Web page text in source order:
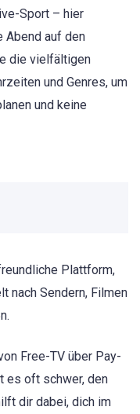
Sport – hier
Abend auf den
die vielfältigen
und Genres, um
und keine
Plattform,
nach Sendern, Filmen
Free-TV über Pay-
es oft schwer, den
dir dabei, dich im